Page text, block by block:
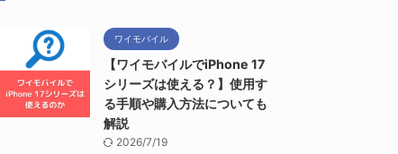
ワイモバイル
【ワイモバイルでiPhone 17
シリーズは使える？】使用す
る手順や購入方法についても
解説
2026/7/19